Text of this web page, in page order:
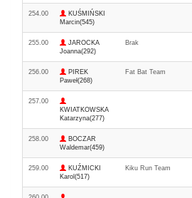
254.00
KUŚMIŃSKI
Marcin(545)
255.00
JAROCKA
Joanna(292)
Brak
256.00
PIREK
Paweł(268)
Fat Bat Team
257.00
KWIATKOWSKA
Katarzyna(277)
258.00
BOCZAR
Waldemar(459)
259.00
KUŹMICKI
Karol(517)
Kiku Run Team